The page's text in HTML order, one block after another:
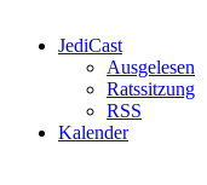
JediCast
Ausgelesen
Ratssitzung
RSS
Kalender